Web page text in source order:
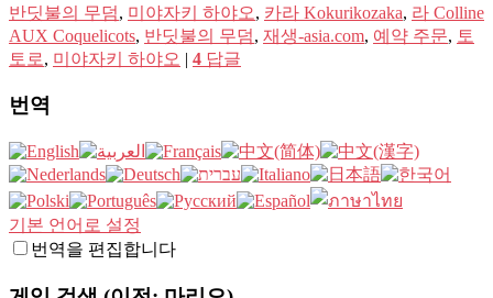
반딧불의 무덤, 미야자키 하야오, 카라 Kokurikozaka, 라 Colline
AUX Coquelicots, 반딧불의 무덤, 재생-asia.com, 예약 주문, 토
토로, 미야자키 하야오 | 4 답글
번역
기본 언어로 설정
번역을 편집합니다